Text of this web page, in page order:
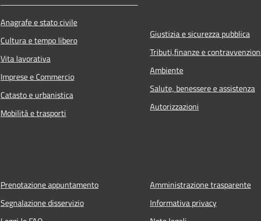
Anagrafe e stato civile
Cultura e tempo libero
Vita lavorativa
Imprese e Commercio
Catasto e urbanistica
Mobilità e trasporti
Giustizia e sicurezza pubblica
Tributi,finanze e
Ambiente
Salute, benessere e assistenza
Autorizzazioni
Prenotazione appuntamento
Segnalazione disservizio
Amministrazione trasparente
Informativa privacy